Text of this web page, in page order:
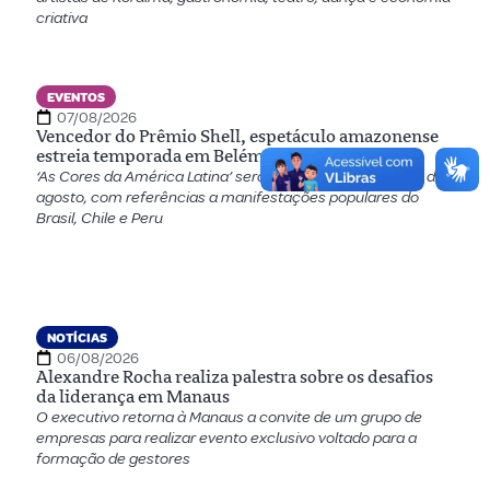
criativa
EVENTOS
07/08/2026
Vencedor do Prêmio Shell, espetáculo amazonense
estreia temporada em Belém
‘As Cores da América Latina’ será apresentado de 11 a 16 de
agosto, com referências a manifestações populares do
Brasil, Chile e Peru
NOTÍCIAS
06/08/2026
Alexandre Rocha realiza palestra sobre os desafios
da liderança em Manaus
O executivo retorna à Manaus a convite de um grupo de
empresas para realizar evento exclusivo voltado para a
formação de gestores